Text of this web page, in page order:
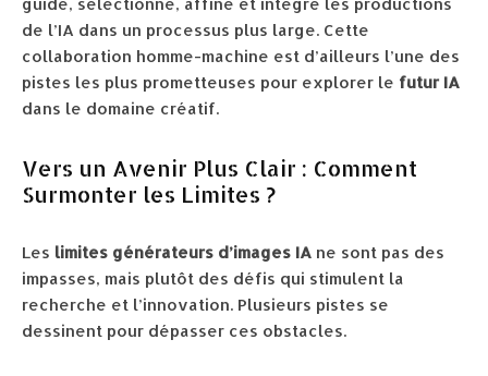
de l’IA dans un processus plus large. Cette
collaboration homme-machine est d’ailleurs l’une des
pistes les plus prometteuses pour explorer le futur IA
dans le domaine créatif.
Vers un Avenir Plus Clair : Comment
Surmonter les Limites ?
Les limites générateurs d’images IA ne sont pas des
impasses, mais plutôt des défis qui stimulent la
recherche et l’innovation. Plusieurs pistes se
dessinent pour dépasser ces obstacles.